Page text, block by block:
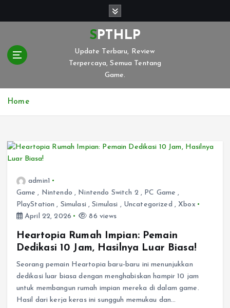
o
SPTHLP
Update Terbaru, Review
Terpercaya, Semua Tentang
Game.
Home
admin1
Game , Nintendo , Nintendo Switch 2, PC Game ,
PlayStation , Simulasi ,Simulasi , Uncategorized ,Xbox
April 22, 2026
86 views
Heartopia Rumah Impian: Pemain
Dedikasi 10 Jam, Hasilnya Luar Biasa!
Seorang pemain Heartopia baru-baru ini menunjukkan
dedikasi luar biasa dengan menghabiskan hampir 10 jam
untuk membangun rumah impian mereka di dalam game.
Hasil dari kerja keras ini sungguh memukau dan…